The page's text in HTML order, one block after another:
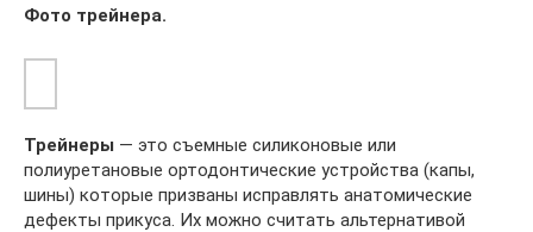
Фото трейнера.
Трейнеры — это съемные силиконовые или
полиуретановые ортодонтические устройства (капы,
шины) которые призваны исправлять анатомические
дефекты прикуса. Их можно считать альтернативой